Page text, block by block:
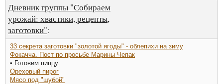
Дневник группы "Собираем
урожай: хвастики, рецепты,
заготовки":
33 cекрета заготовки "золотой ягоды" - облепихи на зиму
Фокачча. Пост по просьбе Марины Чепак
• Готовим пиццу.
Ореховый пирог
Мясо под "шубой"